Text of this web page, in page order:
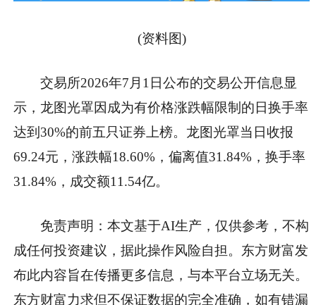
(资料图)
交易所2026年7月1日公布的交易公开信息显
示，龙图光罩因成为有价格涨跌幅限制的日换手率
达到30%的前五只证券上榜。龙图光罩当日收报
69.24元，涨跌幅18.60%，偏离值31.84%，换手率
31.84%，成交额11.54亿。
免责声明：本文基于AI生产，仅供参考，不构
成任何投资建议，据此操作风险自担。东方财富发
布此内容旨在传播更多信息，与本平台立场无关。
东方财富力求但不保证数据的完全准确，如有错漏